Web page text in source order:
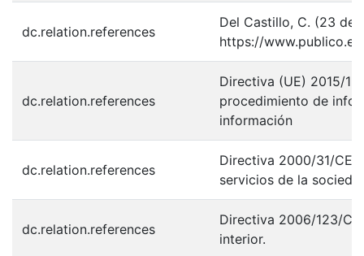
dc.relation.references
Del Castillo, C. (23 de
https://
dc.relation.references
Directiva (UE) 2015/
procedimiento de
información
dc.relation.references
Directiva 2000/31/CE
servicios de la
dc.relation.references
Directiva 2006/123/
interior.